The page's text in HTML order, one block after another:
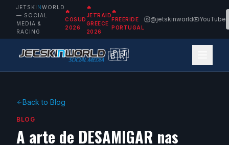
JETSKI NWORLD
— SOCIAL
MEDIA &
RACING
🔥
COSUD
2026
🔥
JETRAID
GREECE
2026
🔥
FREERIDE
PORTUGAL
@jetskinworld YouTube
🇵🇹
🇧🇷
Back to Blog
BLOG
A arte de DESAMIGAR nas